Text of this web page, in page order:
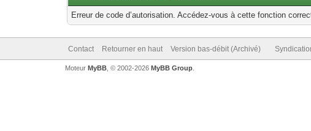
Erreur de code d’autorisation. Accédez-vous à cette fonction
Contact Retourner en haut Version bas-débit (Archivé)
Moteur MyBB, © 2002-2026 MyBB Group.